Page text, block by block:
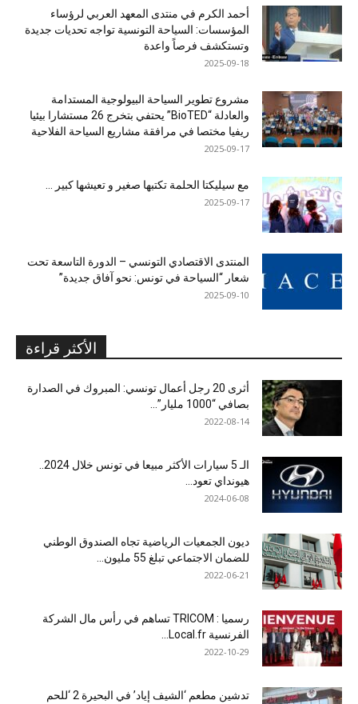
أحمد الكرم في منتدى المعهد العربي لرؤساء
المؤسسات: السياحة التونسية تواجه تحديات جديدة
وتستكشف فرصاً واعدة
2025-09-18
مشروع تطوير السياحة البيولوجية المستدامة
والعادلة “BioTED” يحتفي بتخرج 26 مستشارا بيئيا
ريفيا مختصا في مرافقة مشاريع السياحة الفلاحية
2025-09-17
مع سيليكتا الحلمة تكتبها صغير و تعيشها كبير …
2025-09-17
المنتدى الاقتصادي التونسي – الدورة التاسعة تحت
شعار “السياحة في تونس: نحو آفاق جديدة”
2025-09-10
الأكثر قراءة
أثرى 20 رجل أعمال تونسي: المبروك في الصدارة
بصافي “1000 مليار”...
2022-08-14
هيونداي تعود...
2024-06-08
ديون الجمعيات الرياضية تجاه الصندوق الوطني
للضمان الاجتماعي تبلغ 55 مليون...
2022-06-21
رسميا : TRICOM تساهم في رأس مال الشركة
الفرنسية Local.fr...
2022-10-29
تدشين مطعم ‘الشيف إياد’ في البحيرة 2 ‘للحم